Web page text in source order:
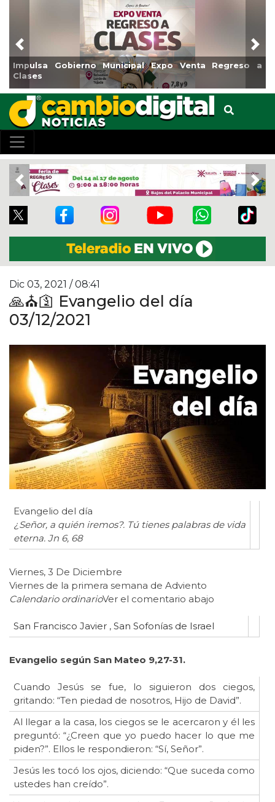
Venta Regreso a
Reabrirá Coatzacoalcos la Alberca
Centro
Previous
Previous
Dic 03, 2021 / 08:41
🙏⛪️🛐 Evangelio del día
03/12/2021
Evangelio del día
¿Señor, a quién iremos?. Tú tienes palabras de vida
eterna. Jn 6, 68
Viernes, 3 De Diciembre
Viernes de la primera semana de Adviento
Calendario ordinarioVer el comentario abajo
San Francisco Javier , San Sofonías de Israel
Evangelio según San Mateo 9,27-31.
Cuando Jesús se fue, lo siguieron dos ciegos,
gritando: “Ten piedad de nosotros, Hijo de David”.
Al llegar a la casa, los ciegos se le acercaron y él les
preguntó: “¿Creen que yo puedo hacer lo que me
piden?”. Ellos le respondieron: “Sí, Señor”.
Jesús les tocó los ojos, diciendo: “Que suceda como
ustedes han creído”.